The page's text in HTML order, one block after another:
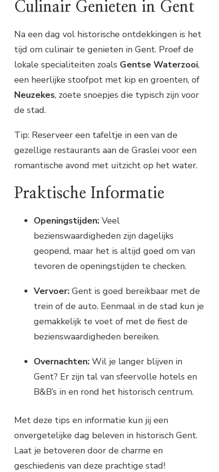
Culinair Genieten in Gent
Na een dag vol historische ontdekkingen is het
tijd om culinair te genieten in Gent. Proef de
lokale specialiteiten zoals Gentse Waterzooi,
een heerlijke stoofpot met kip en groenten, of
Neuzekes, zoete snoepjes die typisch zijn voor
de stad.
Tip: Reserveer een tafeltje in een van de
gezellige restaurants aan de Graslei voor een
romantische avond met uitzicht op het water.
Praktische Informatie
Openingstijden: Veel
bezienswaardigheden zijn dagelijks
geopend, maar het is altijd goed om van
tevoren de openingstijden te checken.
Vervoer: Gent is goed bereikbaar met de
trein of de auto. Eenmaal in de stad kun je
gemakkelijk te voet of met de fiest de
bezienswaardigheden bereiken.
Overnachten: Wil je langer blijven in
Gent? Er zijn tal van sfeervolle hotels en
B&B’s in en rond het historisch centrum.
Met deze tips en informatie kun jij een
onvergetelijke dag beleven in historisch Gent.
Laat je betoveren door de charme en
geschiedenis van deze prachtige stad!